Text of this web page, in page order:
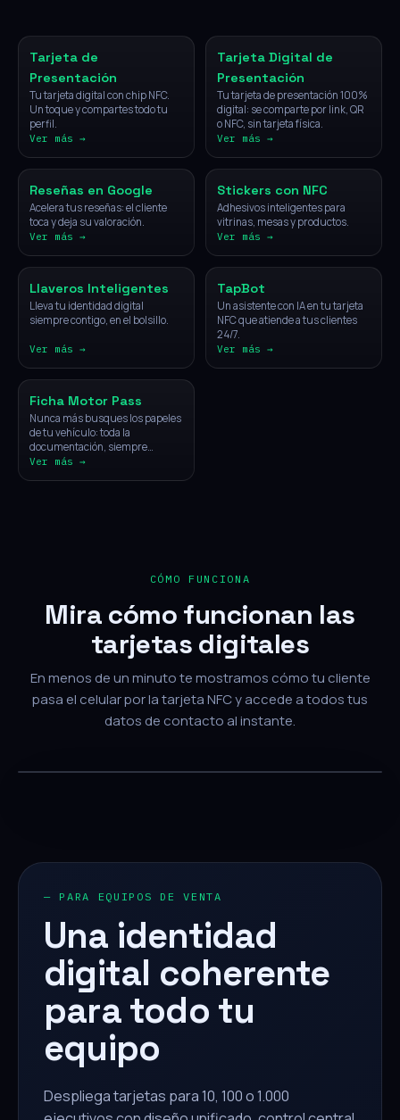
Tarjeta de
Presentación
Tu tarjeta digital con chip NFC.
Un toque y compartes todo tu
perfil.
Ver más →
Tarjeta Digital de
Presentación
Tu tarjeta de presentación 100%
digital: se comparte por link, QR
o NFC, sin tarjeta física.
Ver más →
NFC
Reseñas en Google
Acelera tus reseñas: el cliente
toca y deja su valoración.
Ver más →
NFC
Stickers con NFC
Adhesivos inteligentes para
vitrinas, mesas y productos.
Ver más →
NFC
Llaveros Inteligentes
Lleva tu identidad digital
siempre contigo, en el bolsillo.
Ver más →
IA
TapBot
Un asistente con IA en tu tarjeta
NFC que atiende a tus clientes
24/7.
Ver más →
Vehículos
Ficha Motor Pass
Nunca más busques los papeles
de tu vehículo: toda la
documentación, siempre
disponible con un solo toque.
Ver más →
CÓMO FUNCIONA
Mira cómo funcionan las
tarjetas digitales
En menos de un minuto te mostramos cómo tu cliente
pasa el celular por la tarjeta NFC y accede a todos tus
datos de contacto al instante.
— PARA EQUIPOS DE VENTA
Una identidad
digital coherente
para todo tu
equipo
Despliega tarjetas para 10, 100 o 1.000